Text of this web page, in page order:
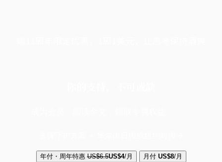
年付・周年特惠 US$6.5US$4/月 月付 US$8/月